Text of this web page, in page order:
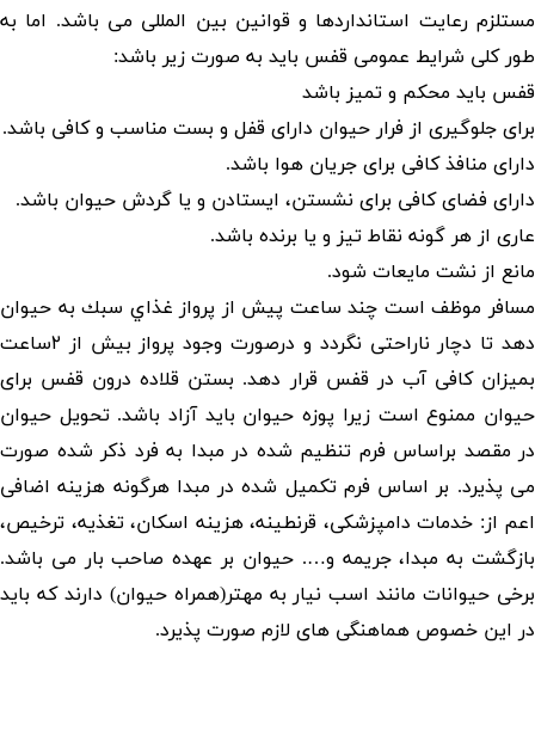
مستلزم رعایت استانداردها و قوانین بین المللی می باشد. اما به
طور کلی شرایط عمومی قفس باید به صورت زیر باشد:
قفس باید محکم و تمیز باشد
برای جلوگیری از فرار حیوان دارای قفل و بست مناسب و کافی باشد.
دارای منافذ کافی برای جریان هوا باشد.
دارای فضای کافی برای نشستن، ایستادن و یا گردش حیوان باشد.
عاری از هر گونه نقاط تیز و یا برنده باشد.
مانع از نشت مایعات شود.
مسافر موظف است چند ساعت پیش از پرواز غذاي سبك به حيوان
دهد تا دچار ناراحتی نگردد و درصورت وجود پرواز بيش از ۲ساعت
بمیزان کافی آب در قفس قرار دهد. بستن قلاده درون قفس برای
حیوان ممنوع است زیرا پوزه حیوان باید آزاد باشد. تحویل حیوان
در مقصد براساس فرم تنظیم شده در مبدا به فرد ذکر شده صورت
می پذیرد. بر اساس فرم تکمیل شده در مبدا هرگونه هزینه اضافی
اعم از: خدمات دامپزشکی، قرنطینه، هزینه اسکان، تغذیه، ترخیص،
بازگشت به مبدا، جریمه و…. حیوان بر عهده صاحب بار می باشد.
برخی حیوانات مانند اسب نیار به مهتر(همراه حیوان) دارند که باید
در این خصوص هماهنگی های لازم صورت پذیرد.